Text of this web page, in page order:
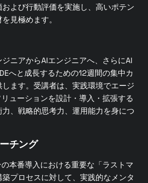
よび行動評価を実施し、高いポテン
見極めます。
ニアからAIエンジニアへ、さらにAI
へと成長するための12週間の集中カ
します。受講者は、実践環境でエージ
ューションを設計・導入・拡張する
、戦略的思考力、運用能力を身につ
チング
本番導入における重要な「ラストマ
プロセスに対して、実践的なメンタ